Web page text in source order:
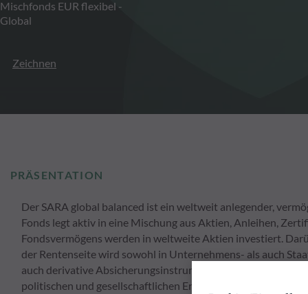
Mischfonds EUR flexibel -
Global
Zeichnen
PRÄSENTATION
Der SARA global balanced ist ein weltweit anlegender,
Fonds legt aktiv in eine Mischung aus Aktien, Anleihen,
Fondsvermögens werden in weltweite Aktien investiert.
der Rentenseite wird sowohl in Unternehmens- als auch
auch derivative Absicherungsinstrumente eingesetzt
politischen und gesellschaftlichen Entwicklungen weltweit